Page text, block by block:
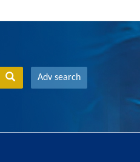
Adv search